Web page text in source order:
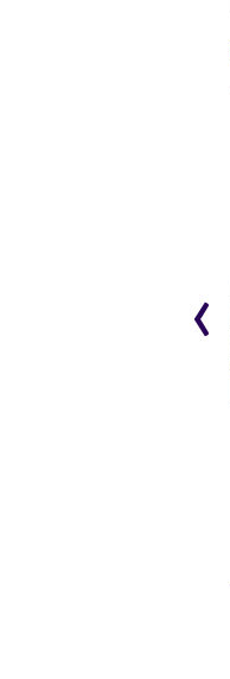
en Colombia
‹